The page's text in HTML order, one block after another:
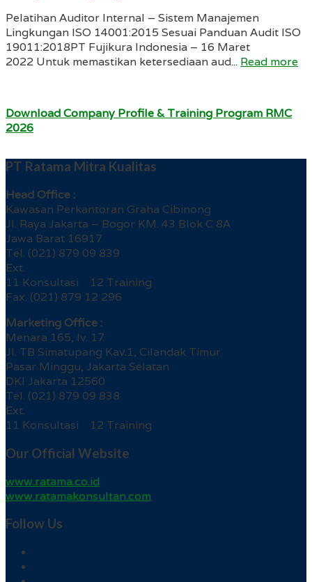
Pelatihan Auditor Internal – Sistem Manajemen
Lingkungan ISO 14001:2015 Sesuai Panduan Audit ISO
19011:2018PT Fujikura Indonesia – 16 Maret
2022 Untuk memastikan ketersediaan aud... Read more
Download Company Profile & Training Program RMC
2026
PT Ratama Mitra Kualitas
Head Office :
Kawasan Perkantoran Graha Cibinong
Jl. Raya Jakarta – Bogor KM. 43 Blok C 8A
Jawa Barat 16917
Tel. (021) 879 09 839
Ext.
11 Konsultasi 12 Training
Fax. (021) 879 12 296
Marketing Office :
Menara 165, lv. 17
Jl. TB Simatupang Kav.1, Cilandak Timur
Pasar Minggu, Jakarta Selatan
DKI Jakarta 12560
Tel. (021) 879 09 838
Ext.
11 Konsultasi 12 Training
Our Official Website
www.ratama.co.id
www.ratamakonsultan.com
Follow Us